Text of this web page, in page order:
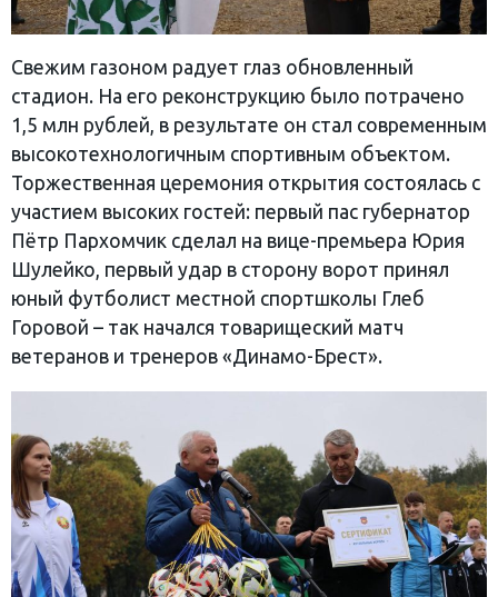
Свежим газоном радует глаз обновленный
стадион. На его реконструкцию было потрачено
1,5 млн рублей, в результате он стал современным
высокотехнологичным спортивным объектом.
Торжественная церемония открытия состоялась с
участием высоких гостей: первый пас губернатор
Пётр Пархомчик сделал на вице-премьера Юрия
Шулейко, первый удар в сторону ворот принял
юный футболист местной спортшколы Глеб
Горовой – так начался товарищеский матч
ветеранов и тренеров «Динамо-Брест».